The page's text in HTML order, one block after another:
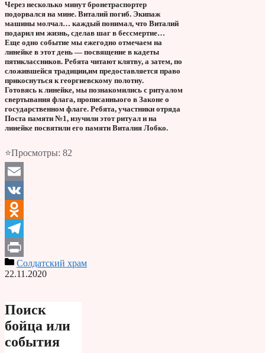
Через несколько минут бронетраспортер
подорвался на мине. Виталий погиб. Экипаж
машины молчал… каждый понимал, что Виталий
подарил им жизнь, сделав шаг в бессмертие…
Еще одно событие мы ежегодно отмечаем на
линейке в этот день — посвящение в кадеты
пятиклассников. Ребята читают клятву, а затем, по
сложившейся традиции,им предоставляется право
прикоснуться к георгиевскому полотну.
Готовясь к линейке, мы познакомились с ритуалом
свертывания флага, прописанныого в Законе о
государственном флаге. Ребята, участники отряда
Поста памяти №1, изучили этот ритуал и на
линейке посвятили его памяти Виталия Лобко.
⭐Просмотры: 82
Email
VK
Odnoklassniki
Telegram
PrintСолдатский храм
22.11.2020
Поиск
бойца или
события